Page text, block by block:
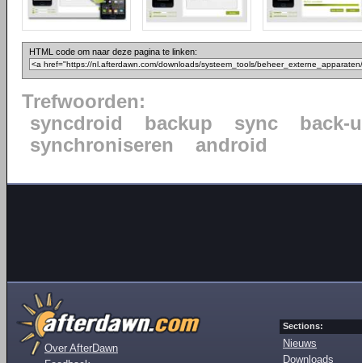
HTML code om naar deze pagina te linken:
Trefwoorden:
syncdroid
backup sync
back-
synchroniseren
android
Over AfterDawn
Sections:
Nieuws
Downloads